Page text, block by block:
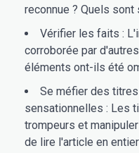
reconnue ? Quels
Vérifier les faits :
corroborée par
éléments ont-ils été
Se méfier des
sensationnelles : Les
trompeurs et
de lire l'article en